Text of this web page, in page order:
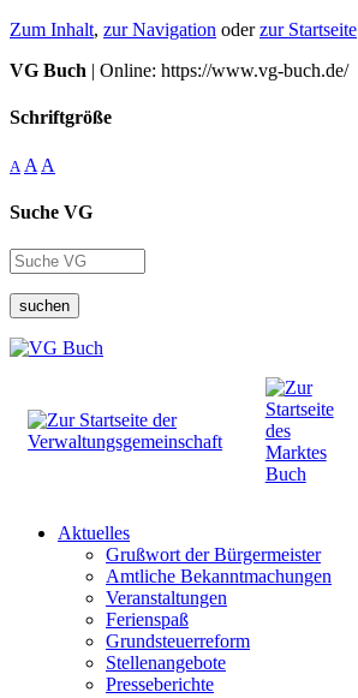
Zum Inhalt, zur Navigation oderzur Startseite
VG Buch | Online: https://www.vg-buch.de/
Schriftgröße
A A A
Suche VG
suchen
Aktuelles
Grußwort der Bürgermeister
Amtliche Bekanntmachungen
Veranstaltungen
Ferienspaß
Grundsteuerreform
Stellenangebote
Presseberichte